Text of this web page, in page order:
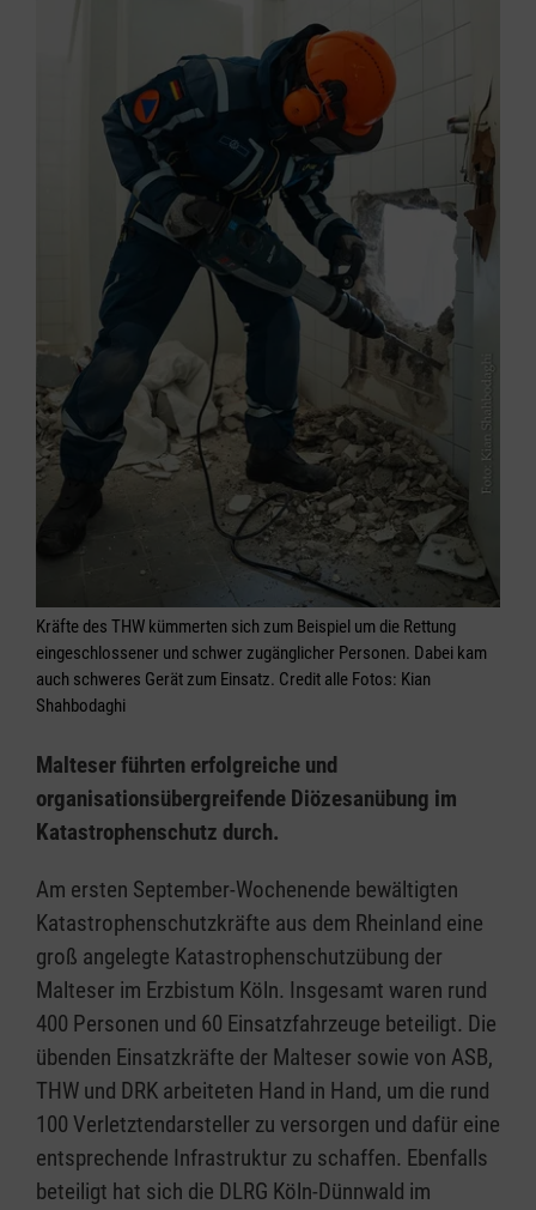
Kräfte des THW kümmerten sich zum Beispiel um die Rettung
eingeschlossener und schwer zugänglicher Personen. Dabei kam
auch schweres Gerät zum Einsatz. Credit alle Fotos: Kian
Shahbodaghi
Malteser führten erfolgreiche und
organisationsübergreifende Diözesanübung im
Katastrophenschutz durch.
Am ersten September-Wochenende bewältigten
Katastrophenschutzkräfte aus dem Rheinland eine
groß angelegte Katastrophenschutzübung der
Malteser im Erzbistum Köln. Insgesamt waren rund
400 Personen und 60 Einsatzfahrzeuge beteiligt. Die
übenden Einsatzkräfte der Malteser sowie von ASB,
THW und DRK arbeiteten Hand in Hand, um die rund
100 Verletztendarsteller zu versorgen und dafür eine
entsprechende Infrastruktur zu schaffen. Ebenfalls
beteiligt hat sich die DLRG Köln-Dünnwald im